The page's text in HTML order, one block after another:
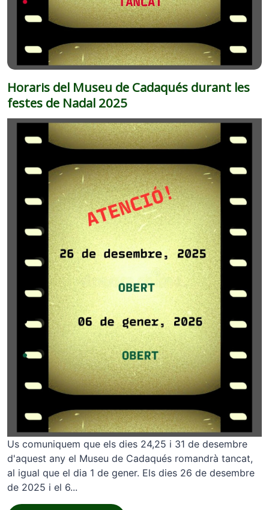
Horaris del Museu de Cadaqués durant les
festes de Nadal 2025
Us comuniquem que els dies 24,25 i 31 de desembre
d'aquest any el Museu de Cadaqués romandrà tancat,
al igual que el dia 1 de gener. Els dies 26 de desembre
de 2025 i el 6...